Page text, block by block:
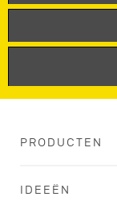
PRODUCTEN
IDEEËN